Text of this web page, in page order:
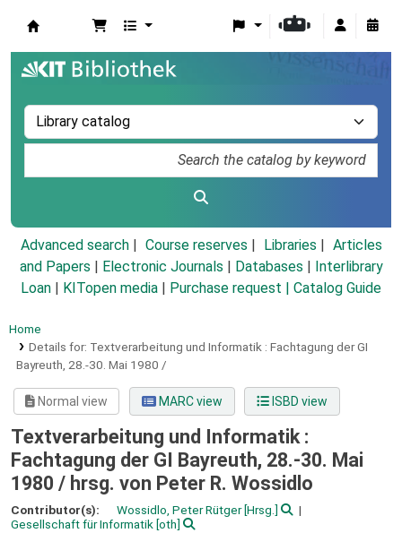
Advanced search Course reserves Libraries
Articles
and Papers
Electronic Journals Databases
Interlibrary
Loan
KITopen media Purchase request | Catalog Guide
Home
Details for: Textverarbeitung und Informatik : Fachtagung der GI
Bayreuth, 28.-30. Mai 1980 /
Normal view MARC view ISBD view
Textverarbeitung und Informatik :
Fachtagung der GI Bayreuth, 28.-30. Mai
1980 / hrsg. von Peter R. Wossidlo
Contributor(s): Wossidlo, Peter Rütger[Hrsg.]
Gesellschaft für Informatik [oth]